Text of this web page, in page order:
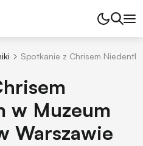
Spotkanie z Chrisem
w Muzeum
Warszawie